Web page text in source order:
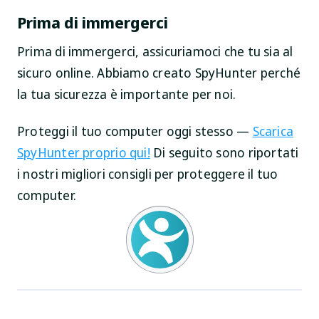
Prima di immergerci
Prima di immergerci, assicuriamoci che tu sia al
sicuro online. Abbiamo creato SpyHunter perché
la tua sicurezza è importante per noi.
Proteggi il tuo computer oggi stesso — Scarica
SpyHunter proprio qui! Di seguito sono riportati
i nostri migliori consigli per proteggere il tuo
computer.